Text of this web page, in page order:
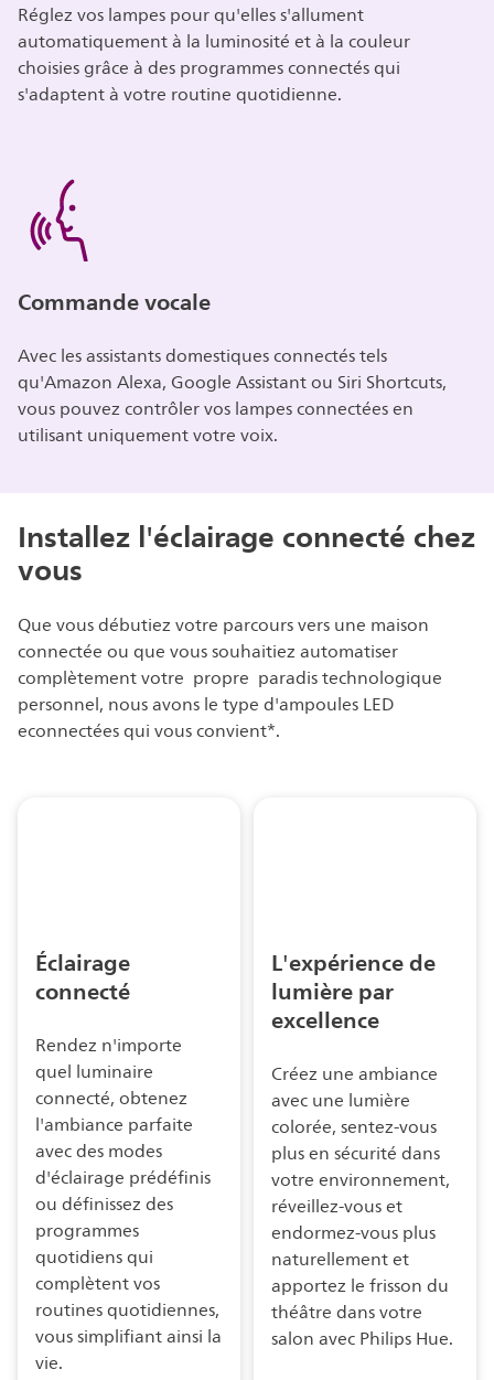
Réglez vos lampes pour qu'elles s'allument
automatiquement à la luminosité et à la couleur
choisies grâce à des programmes connectés qui
s'adaptent à votre routine quotidienne.
Commande vocale
Avec les assistants domestiques connectés tels
qu'Amazon Alexa, Google Assistant ou Siri Shortcuts,
vous pouvez contrôler vos lampes connectées en
utilisant uniquement votre voix.
Installez l'éclairage connecté chez
vous
Que vous débutiez votre parcours vers une maison
connectée ou que vous souhaitiez automatiser
complètement votre propre paradis technologique
personnel, nous avons le type d'ampoules LED
econnectées qui vous convient*.
Éclairage
connecté
Rendez n'importe
quel luminaire
connecté, obtenez
l'ambiance parfaite
avec des modes
d'éclairage prédéfinis
ou définissez des
programmes
quotidiens qui
complètent vos
routines quotidiennes,
vous simplifiant ainsi la
vie.
L'expérience de
lumière par
excellence
Créez une ambiance
avec une lumière
colorée, sentez-vous
plus en sécurité dans
votre environnement,
réveillez-vous et
endormez-vous plus
naturellement et
apportez le frisson du
théâtre dans votre
salon avec Philips Hue.